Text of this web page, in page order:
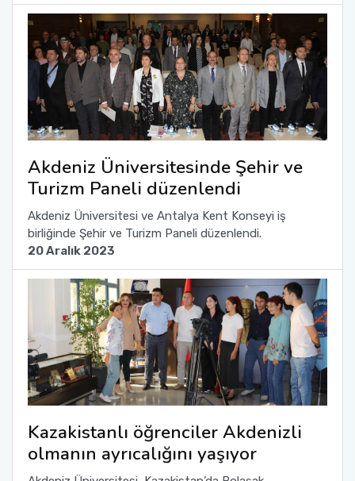
Akdeniz Üniversitesinde Şehir ve
Turizm Paneli düzenlendi
Akdeniz Üniversitesi ve Antalya Kent Konseyi iş
birliğinde Şehir ve Turizm Paneli düzenlendi.
20 Aralık 2023
Kazakistanlı öğrenciler Akdenizli
olmanın ayrıcalığını yaşıyor
Tıp Fakültesi
Turizm Fakültesi
Uygulamalı Bilimler Fakültesi
Ziraat Fakültesi